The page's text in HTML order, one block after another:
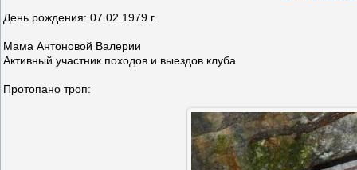
День рождения: 07.02.1979 г.
Мама Антоновой Валерии
Активный участник походов и выездов клуба
Протопано троп: